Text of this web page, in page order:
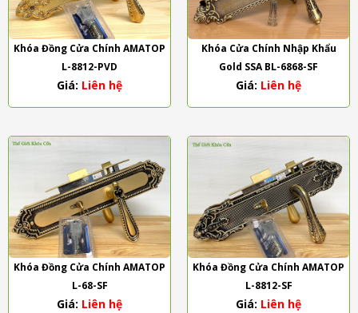
Khóa Đồng Cửa Chính AMATOP
L-8812-PVD
Giá: Liên hệ
Khóa Cửa Chính Nhập Khẩu
Gold SSA BL-6868-SF
Giá: Liên hệ
Khóa Đồng Cửa Chính AMATOP
L-68-SF
Giá: Liên hệ
Khóa Đồng Cửa Chính AMATOP
L-8812-SF
Giá: Liên hệ